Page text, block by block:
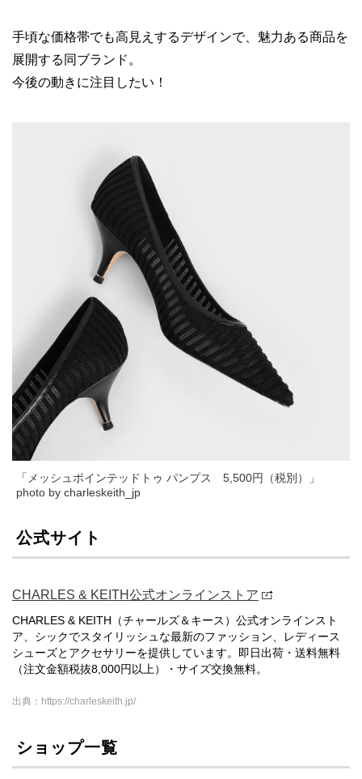
手頃な価格帯でも高見えするデザインで、魅力ある商品を
展開する同ブランド。
今後の動きに注目したい！
「メッシュポインテッドトゥ パンプス 5,500円（税別）」
photo by charleskeith_jp
公式サイト
CHARLES & KEITH公式オンラインストア
CHARLES & KEITH（チャールズ＆キース）公式オンラインスト
ア、シックでスタイリッシュな最新のファッション、レディース
シューズとアクセサリーを提供しています。即日出荷・送料無料
（注文金額税抜8,000円以上）・サイズ交換無料。
出典：https://charleskeith.jp/
ショップ一覧